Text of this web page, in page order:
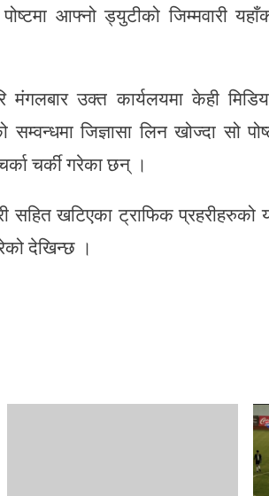
आफ्नो ड्युटीको जिम्मवारी
मंगलबार उक्त कार्यलयमा केही
सम्वन्धमा जिज्ञासा लिन खोज्दा सो
चर्की गरेका छन् ।
सहित खटिएका ट्राफिक प्रहरीहरुको
देखिन्छ ।